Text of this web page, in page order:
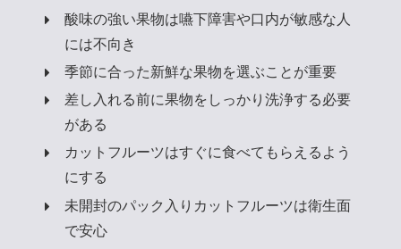
酸味の強い果物は嚥下障害や口内が敏感な人
には不向き
季節に合った新鮮な果物を選ぶことが重要
差し入れる前に果物をしっかり洗浄する必要
がある
カットフルーツはすぐに食べてもらえるよう
にする
未開封のパック入りカットフルーツは衛生面
で安心